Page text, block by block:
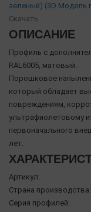
зеленый) (3D Модель
Скачать
ОПИСАНИЕ
Профиль с
RAL6005, матовый.
Порошковое
который обладает
повреждениям,
ультрафиолетовому
первоначального
лет.
Артикул:
Страна производства:
Серия профилей: